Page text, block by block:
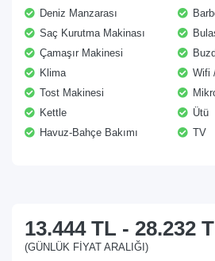
Deniz Manzarası
Saç Kurutma Makinası
Çamaşır Makinesi
Klima
Wifi
Tost Makinesi
Kettle
Ütü
Havuz-Bahçe Bakımı
TV
13.444 TL - 28.232
(GÜNLÜK FIYAT ARALIĞI)